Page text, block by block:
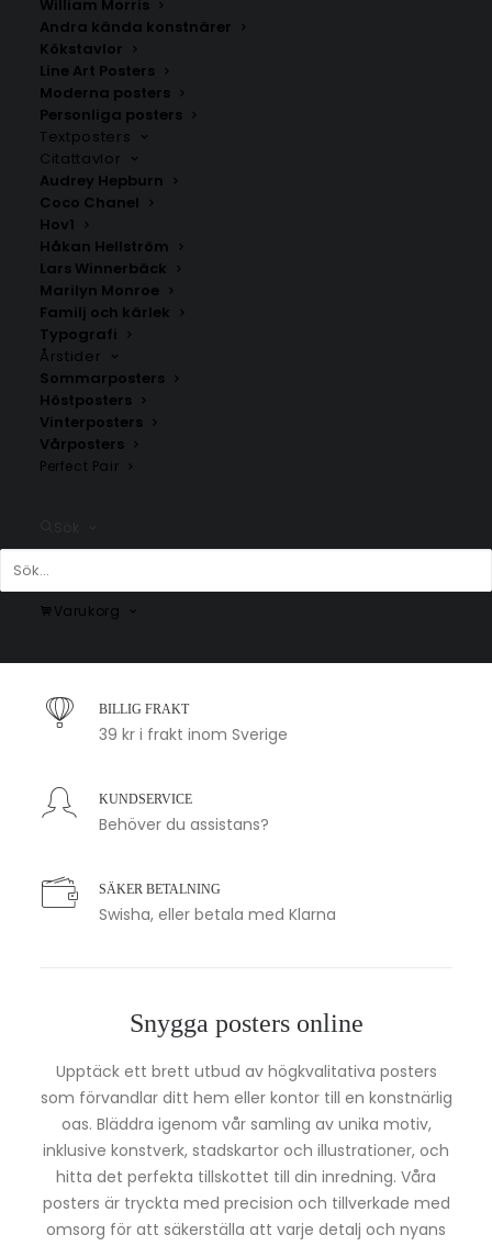
William Morris
Andra kända konstnärer
Kökstavlor
Line Art Posters
Moderna posters
Personliga posters
Textposters
Citattavlor
Audrey Hepburn
Coco Chanel
Hov1
Håkan Hellström
Lars Winnerbäck
Marilyn Monroe
Familj och kärlek
Typografi
Årstider
Sommarposters
Höstposters
Vinterposters
Vårposters
Perfect Pair
Varukorg
Tysklands Grand Prix 1959
Poster
Fr.179.00kr
SNABB LEVERANS
BILLIG FRAKT
39 kr i frakt inom Sverige
KUNDSERVICE
Behöver du assistans?
SÄKER BETALNING
Swisha, eller betala med Klarna
Snygga posters online
Upptäck ett brett utbud av högkvalitativa posters
som förvandlar ditt hem eller kontor till en konstnärlig
oas. Bläddra igenom vår samling av unika motiv,
inklusive konstverk, stadskartor och illustrationer, och
hitta det perfekta tillskottet till din inredning. Våra
posters är tryckta med precision och tillverkade med
omsorg för att säkerställa att varje detalj och nyans